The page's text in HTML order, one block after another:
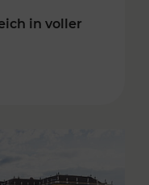
in voller